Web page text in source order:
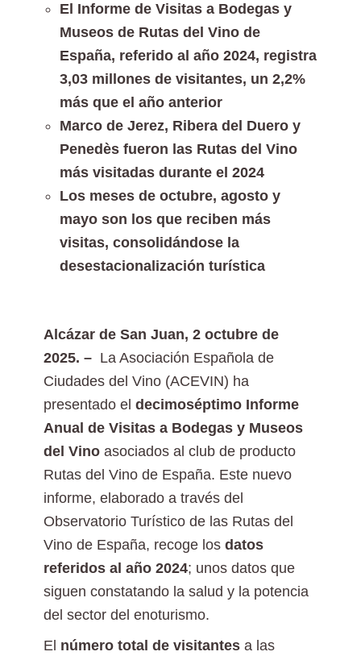
El Informe de Visitas a Bodegas y
Museos de Rutas del Vino de
España, referido al año 2024, registra
3,03 millones de visitantes, un 2,2%
más que el año anterior
Marco de Jerez, Ribera del Duero y
Penedès fueron las Rutas del Vino
más visitadas durante el 2024
Los meses de octubre, agosto y
mayo son los que reciben más
visitas, consolidándose la
desestacionalización turística
Alcázar de San Juan, 2 octubre de
2025. – La Asociación Española de
Ciudades del Vino (ACEVIN) ha
presentado el decimoséptimo Informe
Anual de Visitas a Bodegas y Museos
del Vino asociados al club de producto
Rutas del Vino de España. Este nuevo
informe, elaborado a través del
Observatorio Turístico de las Rutas del
Vino de España, recoge los datos
referidos al año 2024; unos datos que
siguen constatando la salud y la potencia
del sector del enoturismo.
El número total de visitantes a las